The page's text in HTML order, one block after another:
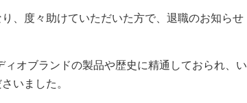
、度々助けていただいた方で、退職のお知らせ
オブランドの製品や歴史に精通しておられ、い
いました。